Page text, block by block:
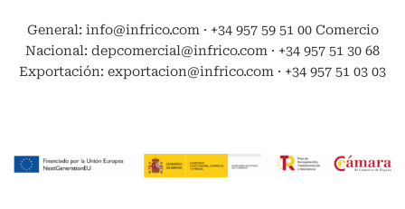
General: info@infrico.com · +34 957 59 51 00 Comercio
Nacional: depcomercial@infrico.com · +34 957 51 30 68
Exportación: exportacion@infrico.com · +34 957 51 03 03